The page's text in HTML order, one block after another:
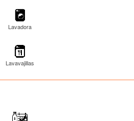
Lavadora
Lavavajillas